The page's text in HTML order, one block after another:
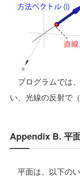
プログラムでは
い、光線の反射で
Appendix B. 平
平面は、以下の